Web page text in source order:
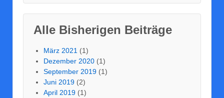
Alle Bis­he­ri­gen Bei­trä­ge
März 2021 (1)
Dezember 2020 (1)
September 2019 (1)
Juni 2019 (2)
April 2019 (1)